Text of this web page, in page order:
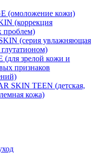
(омоложение кожи)
(коррекция
проблем)
(серия увлажняющая
зрелой кожи и
признаков
SKIN TEEN (детская,
кожа)